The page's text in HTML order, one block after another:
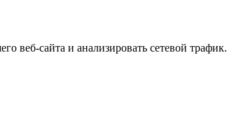
веб-сайта и анализировать сетевой трафик.